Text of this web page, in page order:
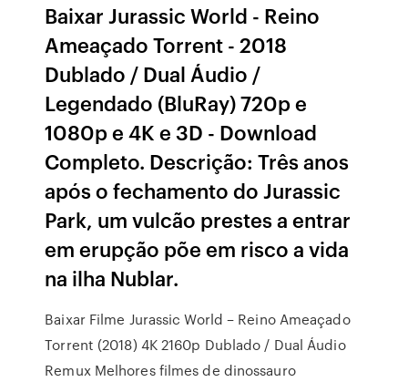
Baixar Jurassic World - Reino
Ameaçado Torrent - 2018
Dublado / Dual Áudio /
Legendado (BluRay) 720p e
1080p e 4K e 3D - Download
Completo. Descrição: Três anos
após o fechamento do Jurassic
Park, um vulcão prestes a entrar
em erupção põe em risco a vida
na ilha Nublar.
Baixar Filme Jurassic World – Reino Ameaçado
Torrent (2018) 4K 2160p Dublado / Dual Áudio
Remux Melhores filmes de dinossauro